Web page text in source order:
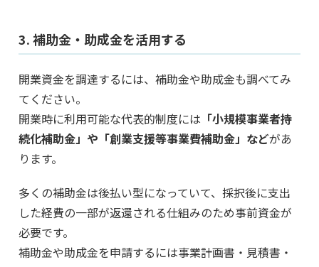
3. 補助金・助成金を活用する
開業資金を調達するには、補助金や助成金も調べてみ
てください。
開業時に利用可能な代表的制度には 「小規模事業者持
続化補助金」や「創業支援等事業費補助金」などがあ
ります。
多くの補助金は後払い型になっていて、採択後に支出
した経費の一部が返還される仕組みのため事前資金が
必要です。
補助金や助成金を申請するには事業計画書・見積書・